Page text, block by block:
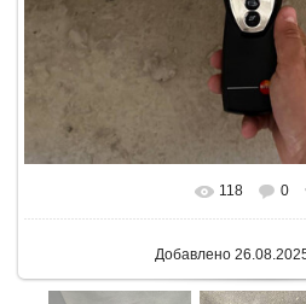
В реальном размере
118 0
Добавлено